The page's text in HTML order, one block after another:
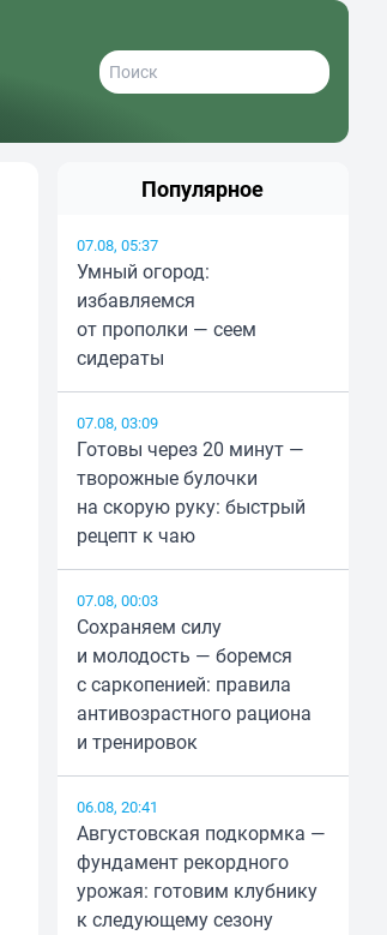
Популярное
07.08, 05:37
Умный огород:
избавляемся
от прополки — сеем
сидераты
07.08, 03:09
Готовы через 20 минут —
творожные булочки
на скорую руку: быстрый
рецепт к чаю
07.08, 00:03
Сохраняем силу
и молодость — боремся
с саркопенией: правила
антивозрастного рациона
и тренировок
06.08, 20:41
Августовская подкормка —
фундамент рекордного
урожая: готовим клубнику
к следующему сезону